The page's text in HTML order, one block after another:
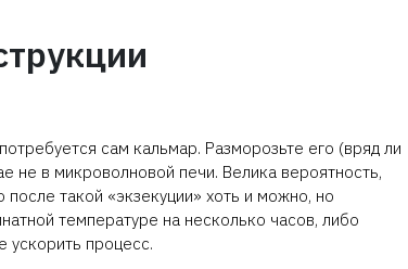
сам кальмар. Разморозьте его (вряд ли
не в микроволновой печи. Велика вероятность,
после такой «экзекуции» хоть и можно, но
температуре на несколько часов, либо
ускорить процесс.